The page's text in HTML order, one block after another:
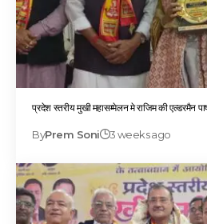
प्रदेश स्तरीय मुखी महासम्मेलन मे राजिम की एल्डरमैन
ByPrem Soni 3 weeks ago